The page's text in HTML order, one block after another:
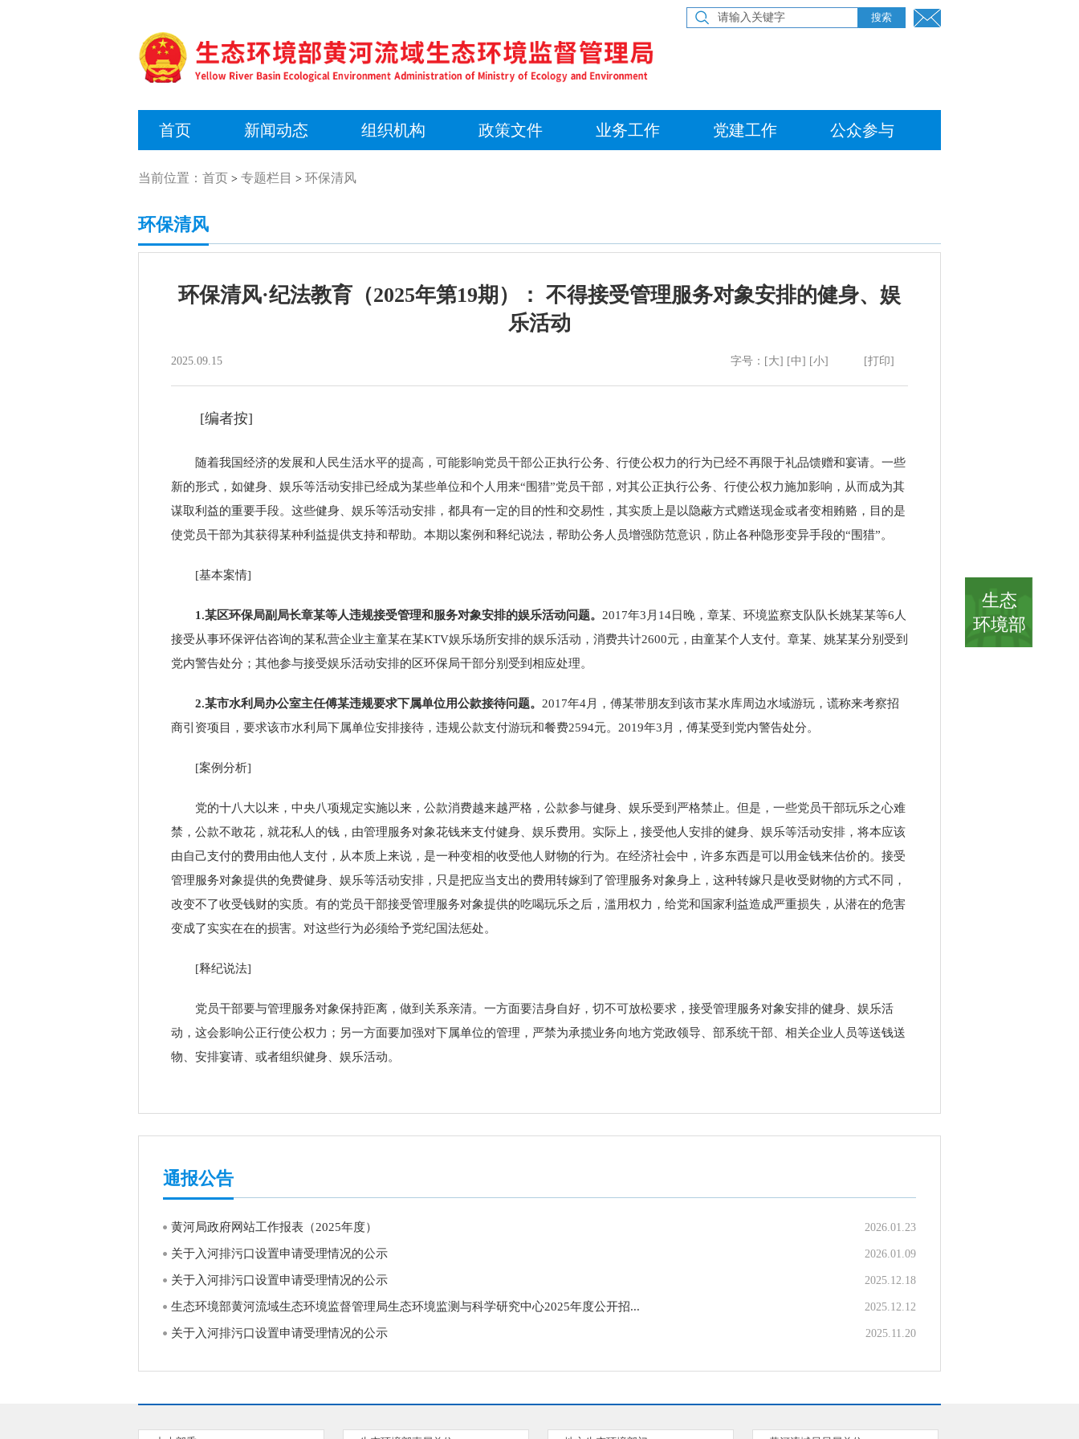
首页 新闻动态 组织机构 政策文件 业务工作 党建工作 公众参与
当前位置： 首页 > 专题栏目 > 环保清风
环保清风
环保清风·纪法教育（2025年第19期）： 不得接受管理服务对象安排的健身、娱
乐活动
2025.09.15 字号： [大] [中] [小] [打印]
[编者按]
随着我国经济的发展和人民生活水平的提高，可能影响党员干部公正执行公务、行使公权力的行为已经不再限于礼品馈赠和宴请。一些
新的形式，如健身、娱乐等活动安排已经成为某些单位和个人用来“围猎”党员干部，对其公正执行公务、行使公权力施加影响，从而成为其
谋取利益的重要手段。这些健身、娱乐等活动安排，都具有一定的目的性和交易性，其实质上是以隐蔽方式赠送现金或者变相贿赂，目的是
使党员干部为其获得某种利益提供支持和帮助。本期以案例和释纪说法，帮助公务人员增强防范意识，防止各种隐形变异手段的“围猎”。
[基本案情]
1.某区环保局副局长章某等人违规接受管理和服务对象安排的娱乐活动问题。 2017年3月 14日晚，章某、环境监察支队队长姚某某等6人
接受从事环保评估咨询的某私营企业主童某在某KTV娱乐场所安排的娱乐活动，消费共计2600元，由童某个人支付。章某、姚某某分别受到
党内警告处分；其他参与接受娱乐活动安排的区环保局干部分别受到相应处理。
2.某市水利局办公室主任傅某违规要求下属单位用公款接待问题。 2017年4月，傅某带朋友到该市某水库周边水域游玩，谎称来考察招
商引资项目，要求该市水利局下属单位安排接待，违规公款支付游玩和餐费2594元。 2019年3月，傅某受到党内警告处分。
[案例分析]
党的十八大以来，中央八项规定实施以来，公款消费越来越严格，公款参与健身、娱乐受到严格禁止。但是，一些党员干部玩乐之心难
禁，公款不敢花，就花私人的钱，由管理服务对象花钱来支付健身、娱乐费用。实际上，接受他人安排的健身、娱乐等活动安排，将本应该
由自己支付的费用由他人支付，从本质上来说，是一种变相的收受他人财物的行为。在经济社会中，许多东西是可以用金钱来估价的。接受
管理服务对象提供的免费健身、娱乐等活动安排，只是把应当支出的费用转嫁到了管理服务对象身上，这种转嫁只是收受财物的方式不同，
改变不了收受钱财的实质。有的党员干部接受管理服务对象提供的吃喝玩乐之后，滥用权力，给党和国家利益造成严重损失，从潜在的危害
变成了实实在在的损害。对这些行为必须给予党纪国法惩处。
[释纪说法]
党员干部要与管理服务对象保持距离，做到关系亲清。一方面要洁身自好，切不可放松要求，接受管理服务对象安排的健身、娱乐活
动，这会影响公正行使公权力；另一方面要加强对下属单位的管理，严禁为承揽业务向地方党政领导、部系统干部、相关企业人员等送钱送
物、安排宴请、或者组织健身、娱乐活动。
通报公告
黄河局政府网站工作报表（2025年度） 2026.01.23
关于入河排污口设置申请受理情况的公示 2026.01.09
关于入河排污口设置申请受理情况的公示 2025.12.18
生态环境部黄河流域生态环境监督管理局生态环境监测与科学研究中心2025年度公开招... 2025.12.12
关于入河排污口设置申请受理情况的公示 2025.11.20
生态
环境部